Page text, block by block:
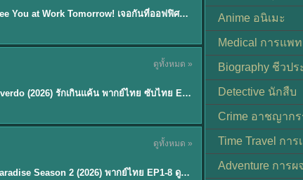
★9 EP.8See You at Work Tomorrow! เจอกันที่ออฟฟิศพรุ่งนี้นะ พากย์ไทย
ดูทั้งหมด »
Overdo (2026) รักเกินแค้น พากย์ไทย ซับไทย EP1-33 (จบ)
ดูทั้งหมด »
EP.8Paradise Season 2 (2026) พากย์ไทย EP1-8 ดูซีรี่ย์ฝรั่ง HD ครบทุกตอน
Anime อนิเมะ
Medical การแพ
Biography ชีวปร
Detective นักสืบ
Crime อาชญาก
Time Travel กา
Adventure การ